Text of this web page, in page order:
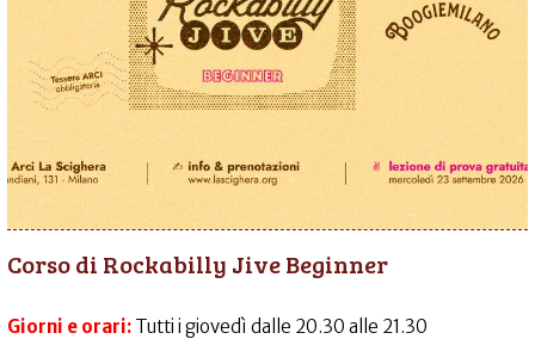
Corso di Rockabilly Jive Beginner
Giorni e orari: Tutti i giovedì dalle 20.30 alle 21.30